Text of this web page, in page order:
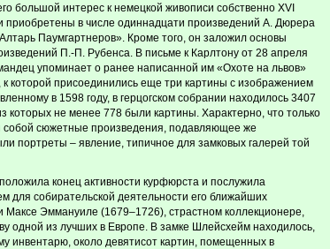
большой интерес к немецкой живописи собственно XVI
приобретены в числе одиннадцати произведений А. Дюрера
Паумгартнеров». Кроме того, он заложил основы
П.-П. Рубенса. В письме к Карлтону от 28 апреля
упоминает о ранее написанной им «Охоте на львов»
к которой присоединились еще три картины с изображением
в 1598 году, в герцогском собрании находилось 3407
которых не менее 778 были картины. Характерно, что только
собой сюжетные произведения, подавляющее же
портреты – явление, типичное для замковых галерей той
конец активности курфюрста и послужила
для собирательской деятельности его ближайших
Максе Эммануиле (1679–1726), страстном коллекционере,
одной из лучших в Европе. В замке Шлейсхейм находилось,
инвентарю, около девятисот картин, помещенных в